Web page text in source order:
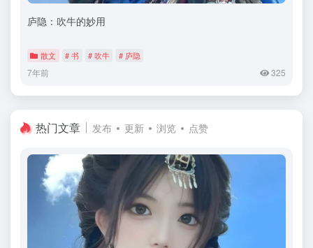
庐隐：吹牛的妙用
散文 # 书 # 吹牛 # 庐隐
7年前 325
热门文章 发布 更新 浏览 点赞